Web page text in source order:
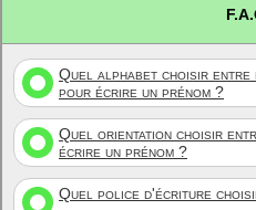
Quel alphabet choisir entre
pour écrire un prénom ?
Quel orientation choisir
écrire un prénom ?
Quel police d'écriture